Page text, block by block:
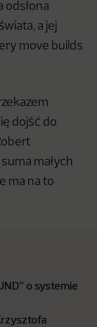
odsłona
a jej
move builds
dojść do
małych
ma na to
o systemie